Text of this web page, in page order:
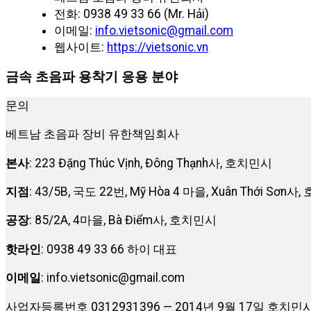
전화: 0938 49 33 66 (Mr. Hải)
이메일: info.vietsonic@gmail.com
웹사이트: https://vietsonic.vn
금속 초음파 용착기 응용 분야
문의
베트남 초음파 장비 유한책임회사
본사: 223 Đặng Thúc Vịnh, Đông Thạnh사, 호치민시
지점: 43/5B, 국도 22번, Mỹ Hòa 4 마을, Xuân Thới Sơn사,
공장: 85/2A, 4마을, Bà Điểm사, 호치민시
핫라인: 0938 49 33 66 하이 대표
이메일: info.vietsonic@gmail.com
사업자등록번호 0312931396 — 2014년 9월 17일 호치민